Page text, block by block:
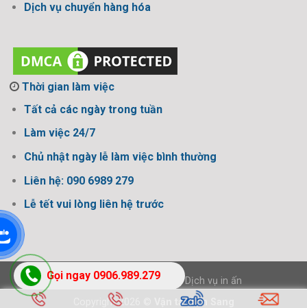
Dịch vụ chuyển hàng hóa
Thời gian làm việc
Tất cả các ngày trong tuần
Làm việc 24/7
Chủ nhật ngày lễ làm việc bình thường
Liên hệ: 090 6989 279
Lễ tết vui lòng liên hệ trước
Thiết kế bởi Design Ngon -Dịch vụ in ấn
Copyright 2026 ©
Vận tải Tấn Sang
Gọi ngay 0906.989.279